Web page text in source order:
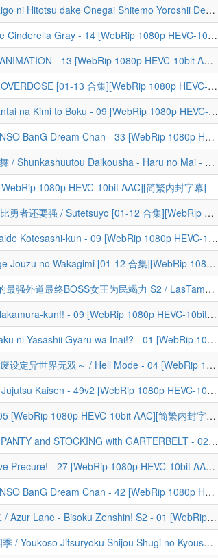
[LoliHouse] 最后可以再拜托您一件事吗？ / Saigo ni Hitotsu dake Onegai Shitemo Yoroshii Deshou ka - 07 [WebRip 1080p HEVC-10bit AAC][简繁内封字幕]
[LoliHouse] 赛马娘 芦毛灰姑娘 / Uma Musume Cinderella Gray - 14 [WebRip 1080p HEVC-10bit AAC][简繁内封字幕]
[SweetSub&LoliHouse] 小城日常 / CITY THE ANIMATION - 13 [WebRip 1080p HEVC-10bit AAC][简繁日内封字幕][END]
[LoliHouse] 主播女孩重度依赖 / NEEDY GIRL OVERDOSE [01-13 合集][WebRip 1080p HEVC-10bit AAC][简繁内封字幕][Fin]
[喵萌奶茶屋&LoliHouse] 相反的你和我 / Seihantai na Kimi to Boku - 09 [WebRip 1080p HEVC-10bit AAC][简繁日内封字幕]
[百冬练习组&LoliHouse] 元祖！邦多利酱 / GANSO BanG Dream Chan - 33 [WebRip 1080p HEVC-10bit AAC][简繁内封字幕]
[喵萌奶茶屋&LoliHouse] 春夏秋冬代行者 春之舞 / Shunkashuutou Daikousha - Haru no Mai - 04 [WebRip 1080p HEVC-10bit AAC][简繁日内封字幕]
1080p HEVC-10bit AAC][简繁内封字幕]
[LoliHouse] 明明只是暗杀者，我的面板数值却比勇者还要强 / Sutetsuyo [01-12 合集][WebRip 1080p HEVC-10bit AAC][简繁内封字幕][Fin]
[LoliHouse] 小手指同学，请别乱摸 / Sawaranaide Kotesashi-kun - 09 [WebRip 1080p HEVC-10bit AAC][简繁内封字幕]
[LoliHouse] 擅长逃跑的殿下 / 少主溜得快 / Nige Jouzu no Wakagimi [01-12 合集][WebRip 1080p HEVC-10bit AAC][简繁内封字幕][Fin]
[弗里吉亚宫内厅字幕组&LoliHouse] 悲剧元凶的最强外道最终BOSS女王为民竭力 S2 / LasTame S2 - 08 [WebRip 1080p HEVC-10bit AAC][简繁日内封字幕]
[LoliHouse] 加油！中村同学！！ / Ganbare! Nakamura-kun!! - 09 [WebRip 1080p HEVC-10bit AAC][简繁内封字幕]
[LoliHouse] 哪里有温柔对待阿宅的辣妹!? / Otaku ni Yasashii Gyaru wa Inai!? - 01 [WebRip 1080p HEVC-10bit AAC][无中字]
[LoliHouse] 地狱模式～喜欢速通游戏的玩家在废设定异世界无双～ / Hell Mode - 04 [WebRip 1080p HEVC-10bit AAC][简繁内封字幕]
[豌豆字幕组&风之圣殿&LoliHouse] 咒术回战 / Jujutsu Kaisen - 49v2 [WebRip 1080p HEVC-10bit AAC][简繁外挂字幕]
[LoliHouse] 永远的黄昏 / Towa no Yuugure - 05 [WebRip 1080p HEVC-10bit AAC][简繁内封字幕]
[喵萌奶茶屋&LoliHouse] 新 吊带袜天使 / New PANTY and STOCKING with GARTERBELT - 02 [WebRip 1080p HEVC-10bit AACx2][简繁日内封字幕]
[LoliHouse] 名侦探光之美少女♪ / Star Detective Precure! - 27 [WebRip 1080p HEVC-10bit AAC][无字幕](检索用：Q娃)
[百冬练习组&LoliHouse] 元祖！邦多利酱 / GANSO BanG Dream Chan - 42 [WebRip 1080p HEVC-10bit AAC][简繁内封字幕]
[喵萌奶茶屋&LoliHouse] 碧蓝航线 微速前进 二 / Azur Lane - Bisoku Zenshin! S2 - 01 [WebRip 1080p HEVC-10bit AAC][简繁日内封字幕]
[LoliHouse] 欢迎来到实力至上主义的教室 第四季 / Youkoso Jitsuryoku Shijou Shugi no Kyoushitsu e S4 - 16 [WebRip 1080p HEVC-10bit AAC][简繁内封字幕][END]